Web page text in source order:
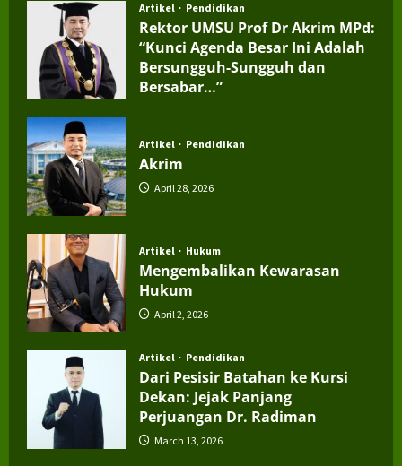
Artikel Pendidikan
Rektor UMSU Prof Dr Akrim MPd:
“Kunci Agenda Besar Ini Adalah
Bersungguh-Sungguh dan
Bersabar…”
Artikel Pendidikan
Akrim
April 28, 2026
Artikel Hukum
Mengembalikan Kewarasan
Hukum
April 2, 2026
Artikel Pendidikan
Dari Pesisir Batahan ke Kursi
Dekan: Jejak Panjang
Perjuangan Dr. Radiman
March 13, 2026